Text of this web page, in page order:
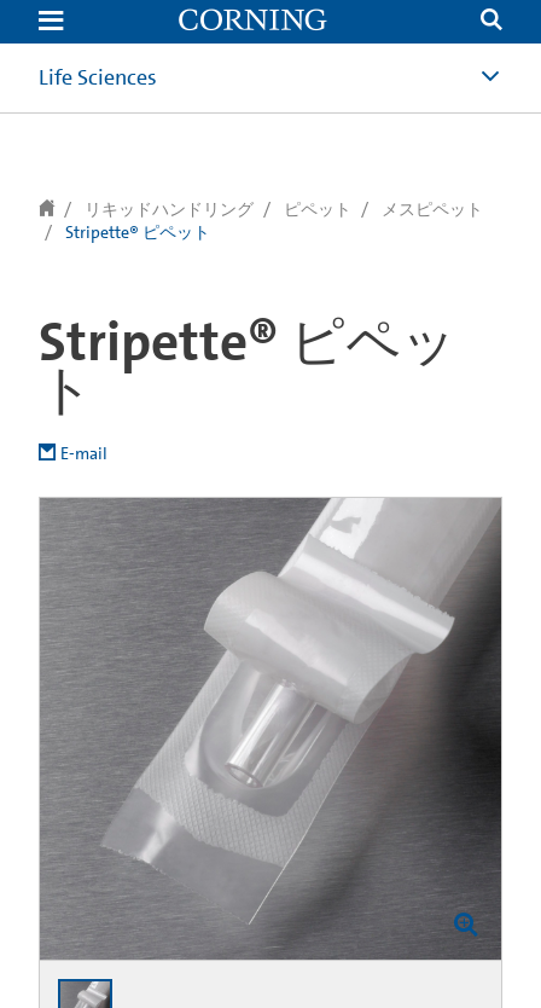
text.skipToContent
text.skipToNavigation
Life Sciences
リキッドハンドリング ピペット
メスピペット
Stripette® ピペット
Stripette® ピペッ
ト
E-mail